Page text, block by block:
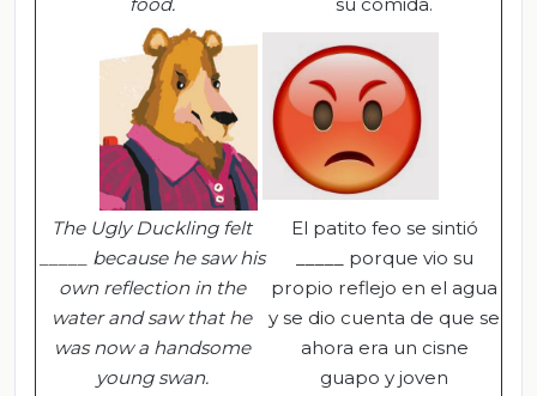
The Ugly Duckling felt
_____ because he saw his
own reflection in the
water and saw that he
was now a handsome
young swan.
El patito feo se sintió
_____ porque vio su
propio reflejo en el agua
y se dio cuenta de que se
ahora era un cisne
guapo y joven